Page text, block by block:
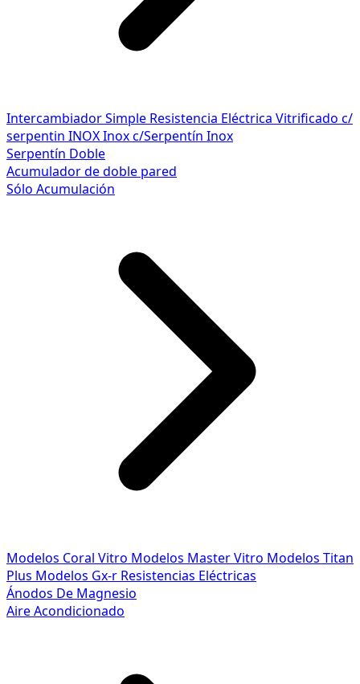
Intercambiador Simple Resistencia Eléctrica Vitrificado c/
serpentin INOXInox c/Serpentín Inox
Serpentín Doble
Acumulador de doble pared
Sólo Acumulación
Modelos Coral Vitro Modelos Master Vitro Modelos Titan
Plus Modelos Gx-r Resistencias Eléctricas
Ánodos De Magnesio
Aire Acondicionado